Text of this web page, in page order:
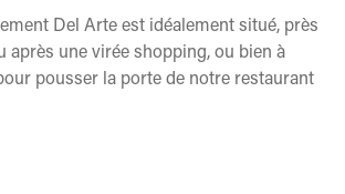
Del Arte est idéalement situé, près
après une virée shopping, ou bien à
pousser la porte de notre restaurant